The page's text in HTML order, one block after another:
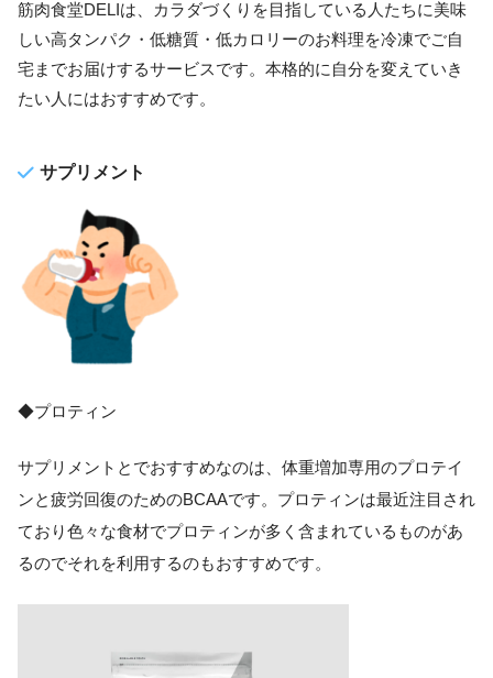
筋肉食堂DELIは、カラダづくりを目指している人たちに美味
しい高タンパク・低糖質・低カロリーのお料理を冷凍でご自
宅までお届けするサービスです。本格的に自分を変えていき
たい人にはおすすめです。
サプリメント
◆プロティン
サプリメントとでおすすめなのは、体重増加専用のプロテイ
ンと疲労回復のためのBCAAです。プロティンは最近注目され
ており色々な食材でプロティンが多く含まれているものがあ
るのでそれを利用するのもおすすめです。